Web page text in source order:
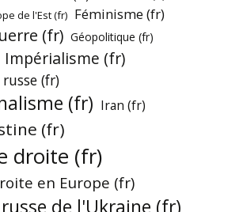
de l'Est (fr) Féminisme (fr)
(fr) Géopolitique (fr)
Impérialisme (fr)
(fr)
(fr) Iran (fr)
(fr)
droite (fr)
en Europe (fr)
de l'Ukraine (fr)